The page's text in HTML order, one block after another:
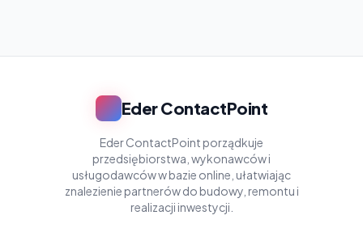
Eder ContactPoint
Eder ContactPoint porządkuje
przedsiębiorstwa, wykonawców i
usługodawców w bazie online, ułatwiając
znalezienie partnerów do budowy, remontu i
realizacji inwestycji.